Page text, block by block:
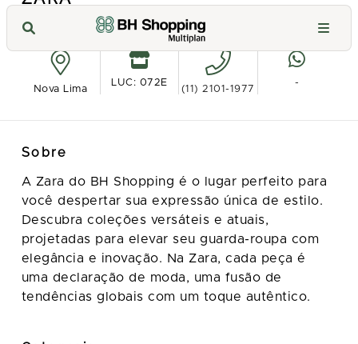
Ver no mapa
Nova Lima
LUC: 072E
(11) 2101-1977
-
Sobre
A Zara do BH Shopping é o lugar perfeito para
você despertar sua expressão única de estilo.
Descubra coleções versáteis e atuais,
projetadas para elevar seu guarda-roupa com
elegância e inovação. Na Zara, cada peça é
uma declaração de moda, uma fusão de
tendências globais com um toque autêntico.